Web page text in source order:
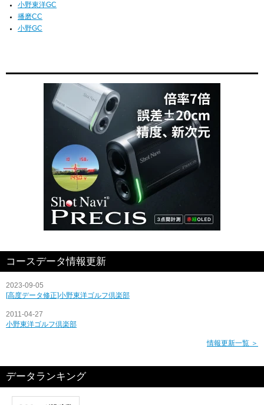
小野東洋GC
播磨CC
小野GC
コースデータ情報更新
2023-09-05
[高度データ修正]小野東洋ゴルフ倶楽部
2011-04-27
小野東洋ゴルフ倶楽部
情報更新一覧 ＞
データランキング